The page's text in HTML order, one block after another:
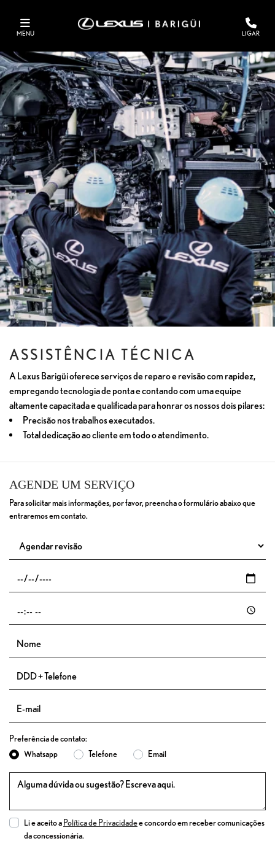
MENU LIGAR
ASSISTÊNCIA TÉCNICA
A Lexus Barigüi oferece serviços de reparo e revisão com rapidez,
empregando tecnologia de ponta e contando com uma equipe
altamente capacitada e qualificada para honrar os nossos dois pilares:
Precisão nos trabalhos executados.
Total dedicação ao cliente em todo o atendimento.
AGENDE UM SERVIÇO
Para solicitar mais informações, por favor, preencha o formulário abaixo que
entraremos em contato.
Preferência de contato:
Whatsapp
Telefone Email
Li e aceito a Política de Privacidadee concordo em receber comunicações
da concessionária.